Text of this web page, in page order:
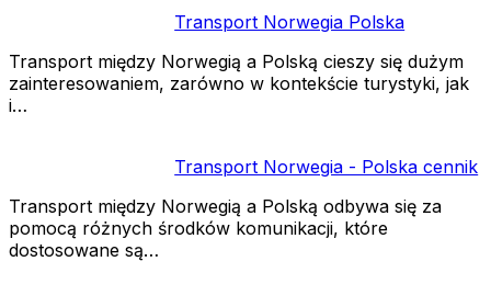
Transport Norwegia Polska
Transport między Norwegią a Polską cieszy się dużym
zainteresowaniem, zarówno w kontekście turystyki, jak
i…
Transport Norwegia - Polska cennik
Transport między Norwegią a Polską odbywa się za
pomocą różnych środków komunikacji, które
dostosowane są…